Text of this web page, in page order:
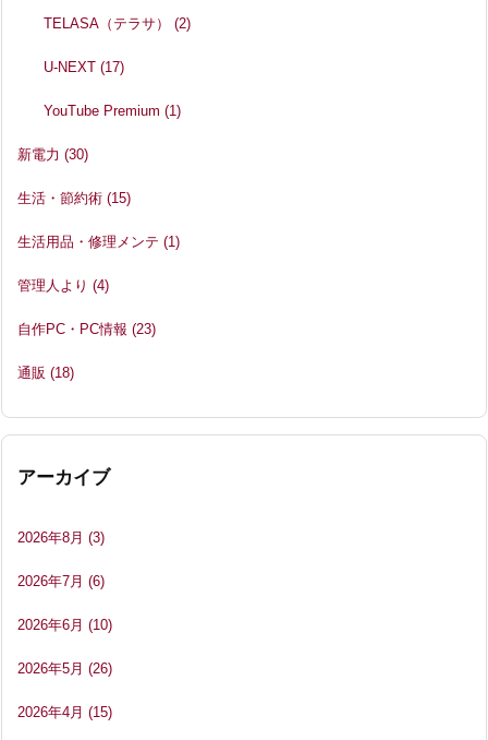
TELASA（テラサ）(2)
U-NEXT(17)
YouTube Premium(1)
新電力 (30)
生活・節約術 (15)
生活用品・修理メンテ (1)
管理人より (4)
自作PC・PC情報 (23)
通販 (18)
アーカイブ
2026年8月 (3)
2026年7月 (6)
2026年6月 (10)
2026年5月 (26)
2026年4月 (15)